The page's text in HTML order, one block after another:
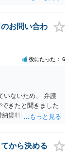
お問い合わ
役にたった 6
いないため、 弁護
きたと聞きました
賃料回収のため
残念ながら、事案
から決める